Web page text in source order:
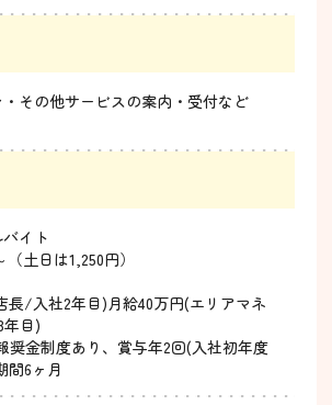
その他サービスの案内・受付など
イト
土日は1,250円）
長/入社2年目)月給40万円(エリアマネ
目)
奨金制度あり、賞与年2回(入社初年度
間6ヶ月